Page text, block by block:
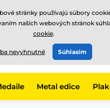
EUR
Metal edice
stránky používajú súbory
našich webových stránok
cookie.
nevyhnutné Súhlasím